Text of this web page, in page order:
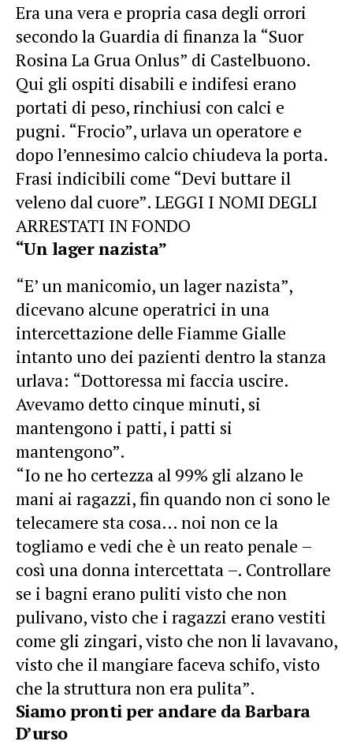
Era una vera e propria casa degli orrori
secondo la Guardia di finanza la “Suor
Rosina La Grua Onlus” di Castelbuono.
Qui gli ospiti disabili e indifesi erano
portati di peso, rinchiusi con calci e
pugni. “Frocio”, urlava un operatore e
dopo l’ennesimo calcio chiudeva la porta.
Frasi indicibili come “Devi buttare il
veleno dal cuore”. LEGGI I NOMI DEGLI
ARRESTATI IN FONDO
“Un lager nazista”
“E’ un manicomio, un lager nazista”,
dicevano alcune operatrici in una
intercettazione delle Fiamme Gialle
intanto uno dei pazienti dentro la stanza
urlava: “Dottoressa mi faccia uscire.
Avevamo detto cinque minuti, si
mantengono i patti, i patti si
mantengono”.
“Io ne ho certezza al 99% gli alzano le
mani ai ragazzi, fin quando non ci sono le
telecamere sta cosa… noi non ce la
togliamo e vedi che è un reato penale –
così una donna intercettata –. Controllare
se i bagni erano puliti visto che non
pulivano, visto che i ragazzi erano vestiti
come gli zingari, visto che non li lavavano,
visto che il mangiare faceva schifo, visto
che la struttura non era pulita”.
Siamo pronti per andare da Barbara
D’urso